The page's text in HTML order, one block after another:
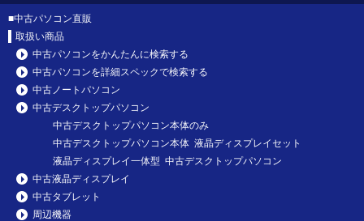
■中古パソコン直販
取扱い商品
中古パソコンをかんたんに検索する
中古パソコンを詳細スペックで検索する
中古ノートパソコン
中古デスクトップパソコン
中古デスクトップパソコン本体のみ
中古デスクトップパソコン本体 液晶ディスプレイセット
液晶ディスプレイ一体型 中古デスクトップパソコン
中古液晶ディスプレイ
中古タブレット
周辺機器